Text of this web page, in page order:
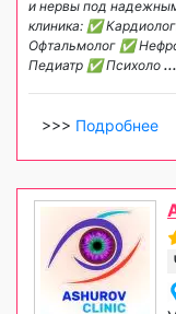
и нервы под
клиника: ✅
Офтальмолог ✅
Педиатр ✅ Психоло ...
>>> Подробнее